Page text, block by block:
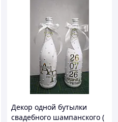
Декор одной бутылки
свадебного шампанского (